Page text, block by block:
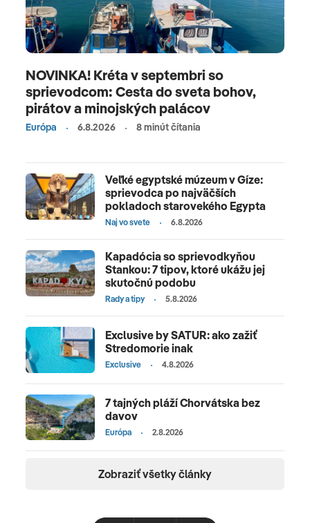
NOVINKA! Kréta v septembri so
sprievodcom: Cesta do sveta bohov,
pirátov a minojských palácov
Európa 6.8.2026 8 minút čítania
Veľké egyptské múzeum v Gíze:
sprievodca po najväčších
pokladoch starovekého Egypta
Naj vo svete 6.8.2026
Kapadócia so sprievodkyňou
Stankou: 7 tipov, ktoré ukážu jej
skutočnú podobu
Rady a tipy 5.8.2026
Exclusive by SATUR: ako zažiť
Stredomorie inak
Exclusive 4.8.2026
7 tajných pláží Chorvátska bez
davov
Európa 2.8.2026
Zobraziť všetky články